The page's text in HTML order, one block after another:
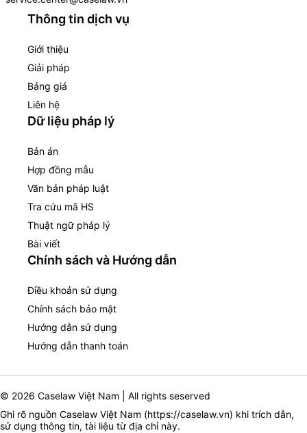
Thông tin dịch vụ
Giới thiệu
Giải pháp
Bảng giá
Liên hệ
Dữ liệu pháp lý
Bản án
Hợp đồng mẫu
Văn bản pháp luật
Tra cứu mã HS
Thuật ngữ pháp lý
Bài viết
Chính sách và Hướng dẫn
Điều khoản sử dụng
Chính sách bảo mật
Hướng dẫn sử dụng
Hướng dẫn thanh toán
© 2026 Caselaw Việt Nam | All rights seserved
Ghi rõ nguồn Caselaw Việt Nam (https://caselaw.vn) khi trích dẫn,
sử dụng thông tin, tài liệu từ địa chỉ này.